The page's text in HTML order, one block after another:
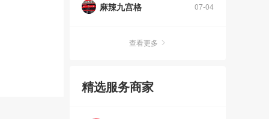
07-04
麻辣九宫格
查看更多
精选服务商家